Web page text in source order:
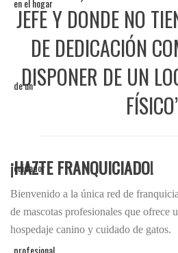
JEFE Y DONDE NO
DE DEDICACIÓN
DISPONER DE UN
¡HAZTE FRANQUICIADO!
Bienvenido a la única red de
de mascotas profesionales que ofrece
hospedaje canino y cuidado de gatos.